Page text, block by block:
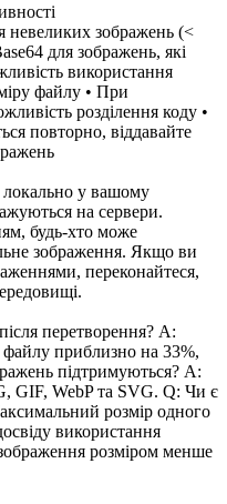
невеликих зображень (<
для зображень, які
використання
файлу • При
розділення коду •
повторно, віддавайте
локально у вашому
на сервери.
будь-хто може
зображення. Якщо ви
переконайтеся,
перетворення? A:
файлу приблизно на 33%,
підтримуються? A:
GIF, WebP та SVG. Q: Чи є
розмір одного
використання
розміром менше